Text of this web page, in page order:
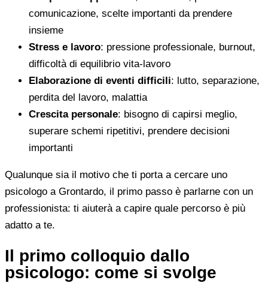
comunicazione, scelte importanti da prendere
insieme
Stress e lavoro: pressione professionale, burnout,
difficoltà di equilibrio vita-lavoro
Elaborazione di eventi difficili: lutto, separazione,
perdita del lavoro, malattia
Crescita personale: bisogno di capirsi meglio,
superare schemi ripetitivi, prendere decisioni
importanti
Qualunque sia il motivo che ti porta a cercare uno
psicologo a Grontardo, il primo passo è parlarne con un
professionista: ti aiuterà a capire quale percorso è più
adatto a te.
Il primo colloquio dallo
psicologo: come si svolge